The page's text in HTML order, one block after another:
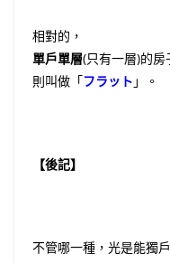
相對的，
單戶單層(只有一層)的房
則叫做「フラット 」。
【後記】
不管哪一種，光是能獨